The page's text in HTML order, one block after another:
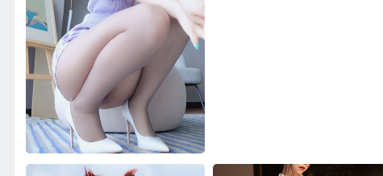
白银写真合集